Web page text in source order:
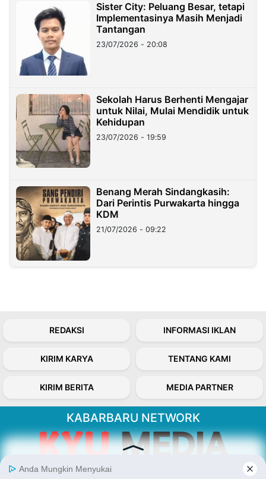
Sister City: Peluang Besar, tetapi
Implementasinya Masih Menjadi
Tantangan
23/07/2026 - 20:08
Sekolah Harus Berhenti Mengajar
untuk Nilai, Mulai Mendidik untuk
Kehidupan
23/07/2026 - 19:59
Benang Merah Sindangkasih:
Dari Perintis Purwakarta hingga
KDM
21/07/2026 - 09:22
REDAKSI INFORMASI IKLAN
KIRIM KARYA TENTANG KAMI
KIRIM BERITA MEDIA PARTNER
KABARBARU NETWORK